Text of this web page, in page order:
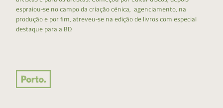
espraiou-se no campo da criação cénica, agenciamento, na
produção e por fim, atreveu-se na edição de livros com especial
destaque para a BD.